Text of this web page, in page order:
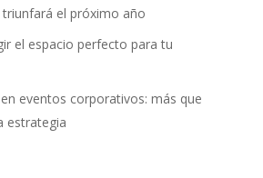
triunfará el próximo año
el espacio perfecto para tu
eventos corporativos: más que
estrategia